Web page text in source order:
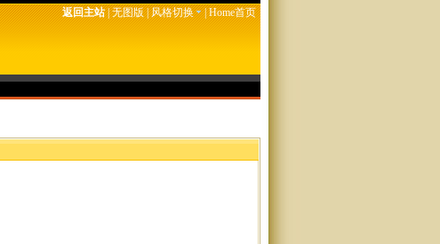
返回主站|无图版|风格切换 |Home首页